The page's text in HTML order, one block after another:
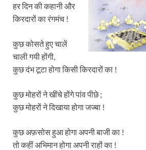
हर दिन की कहानी और
किरदारों का रंगमंच !
कुछ कोसते हुए चालें
चाली गयी होंगी,
कुछ दंभ टूटा होगा किसी किरदारों का !
कुछ मोहरों ने खींचे होंगे पांव पीछे ;
कुछ मोहरों ने दिखाया होगा जज्बा !
कुछ अफ़सोस हुआ होगा अपनी बाजी का !
तो कहीं अभिमान होगा अपनी राहों का !